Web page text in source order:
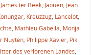
James ter Beek, Jaouen, Jean
, Kreuzzug, Lancelot,
, Mathieu Gabella, Monja
Nuyten, Philippe Xavier, Pik
des verlorenen Landes,